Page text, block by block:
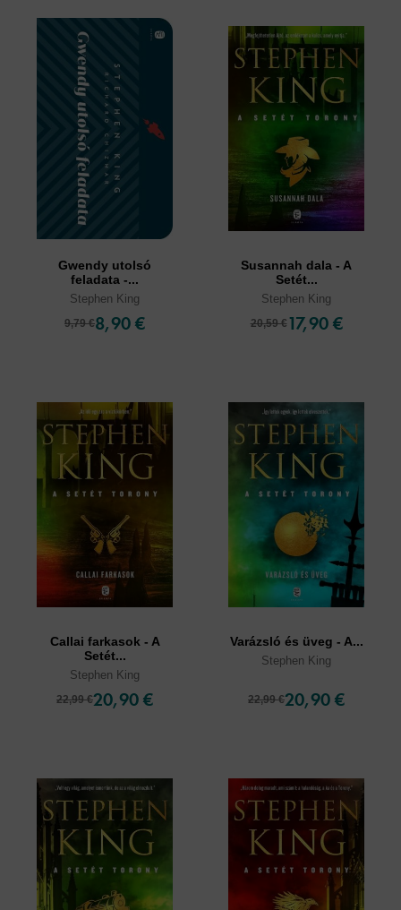
Gwendy utolsó
feladata -...
Stephen King
9,79 €8,90 €
Susannah dala - A
Setét...
Stephen King
20,59 € 17,90 €
Callai farkasok - A
Setét...
Stephen King
22,99 €20,90 €
Varázsló és üveg - A...
Stephen King
22,99 €20,90 €